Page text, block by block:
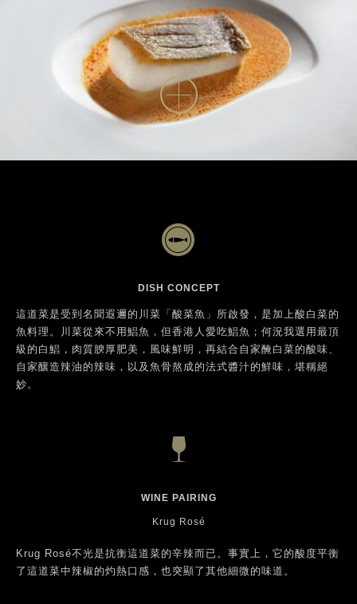
DISH CONCEPT
這道菜是受到名聞遐邇的川菜「酸菜魚」所啟發，是加上酸白菜的
魚料理。川菜從來不用鯧魚，但香港人愛吃鯧魚；何況我選用最頂
級的白鯧，肉質腴厚肥美，風味鮮明，再結合自家醃白菜的酸味、
自家釀造辣油的辣味，以及魚骨熬成的法式醬汁的鮮味，堪稱絕
妙。
WINE PAIRING
Krug Rosé
Krug Rosé不光是抗衡這道菜的辛辣而已。事實上，它的酸度平衡
了這道菜中辣椒的灼熱口感，也突顯了其他細微的味道。